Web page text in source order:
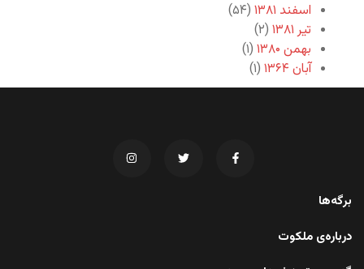
اسفند ۱۳۸۱
(۵۴)
تیر ۱۳۸۱
(۲)
بهمن ۱۳۸۰
(۱)
آبان ۱۳۶۴
(۱)
برگه‌ها
درباره‌ی ملکوت